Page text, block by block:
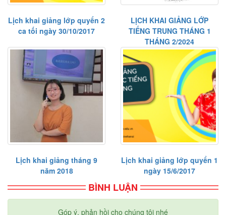
Lịch khai giảng lớp quyển 2
ca tối ngày 30/10/2017
LỊCH KHAI GIẢNG LỚP
TIẾNG TRUNG THÁNG 1
THÁNG 2/2024
Lịch khai giảng tháng 9
năm 2018
Lịch khai giảng lớp quyển 1
ngày 15/6/2017
BÌNH LUẬN
Góp ý, phản hồi cho chúng tôi nhé